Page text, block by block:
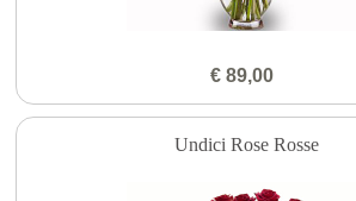
€ 89,00
Undici Rose Rosse